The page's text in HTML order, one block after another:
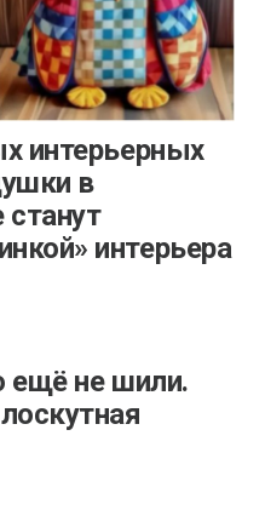
интерьерных
в
станут
интерьера
ещё не шили.